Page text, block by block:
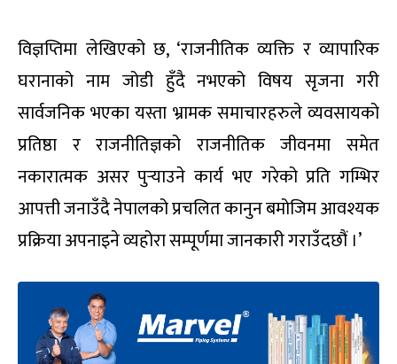
विज्ञप्तिमा लेखिएको छ, ‘राजनीतिक व्यक्ति र व्यापारिक
घरानाको नाम जोडी हुँदै नभएको विषय सृजना गरी
सार्वजनिक भएका यस्ता भ्रामक समाचारहरुले व्यवसायको
प्रतिष्ठा र राजनीतिज्ञको राजनीतिक जीवनमा समेत
नकारात्मक असर पुर्‍याउने कार्य भए गरेको प्रति गम्भिर
आपत्ती जनाउँदै नेपालको प्रचलित कानुन बमोजिम आवश्यक
प्रक्रिया अपनाइने व्यहोरा सम्पूर्णमा जानकारी गराउँदछौं ।’